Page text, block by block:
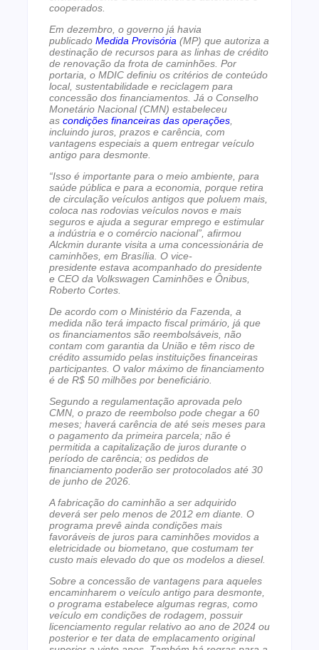
cooperados.
Em dezembro, o governo já havia
publicado Medida Provisória (MP) que autoriza a
destinação de recursos para as linhas de crédito
de renovação da frota de caminhões. Por
portaria, o MDIC definiu os critérios de conteúdo
local, sustentabilidade e reciclagem para
concessão dos financiamentos. Já o Conselho
Monetário Nacional (CMN) estabeleceu
as condições financeiras das operações
incluindo juros, prazos e carência, com
vantagens especiais a quem entregar veículo
antigo para desmonte.
“Isso é importante para o meio ambiente, para
saúde pública e para a economia, porque retira
de circulação veículos antigos que poluem mais,
coloca nas rodovias veículos novos e mais
seguros e ajuda a segurar emprego e estimular
a indústria e o comércio nacional”, afirmou
Alckmin durante visita a uma concessionária de
caminhões, em Brasília. O vice-
presidente estava acompanhado do presidente
e CEO da Volkswagen Caminhões e Ônibus,
Roberto Cortes.
De acordo com o Ministério da Fazenda, a
medida não terá impacto fiscal primário, já que
os financiamentos são reembolsáveis, não
contam com garantia da União e têm risco de
crédito assumido pelas instituições financeiras
participantes. O valor máximo de financiamento
é de R$ 50 milhões por beneficiário.
Segundo a regulamentação aprovada pelo
CMN, o prazo de reembolso pode chegar a 60
meses; haverá carência de até seis meses para
o pagamento da primeira parcela; não é
permitida a capitalização de juros durante o
período de carência; os pedidos de
financiamento poderão ser protocolados até 30
de junho de 2026.
A fabricação do caminhão a ser adquirido
deverá ser pelo menos de 2012 em diante. O
programa prevê ainda condições mais
favoráveis de juros para caminhões movidos a
eletricidade ou biometano, que costumam ter
custo mais elevado do que os modelos a diesel.
Sobre a concessão de vantagens para aqueles
encaminharem o veículo antigo para desmonte,
o programa estabelece algumas regras, como
veículo em condições de rodagem, possuir
licenciamento regular relativo ao ano de 2024 ou
posterior e ter data de emplacamento original